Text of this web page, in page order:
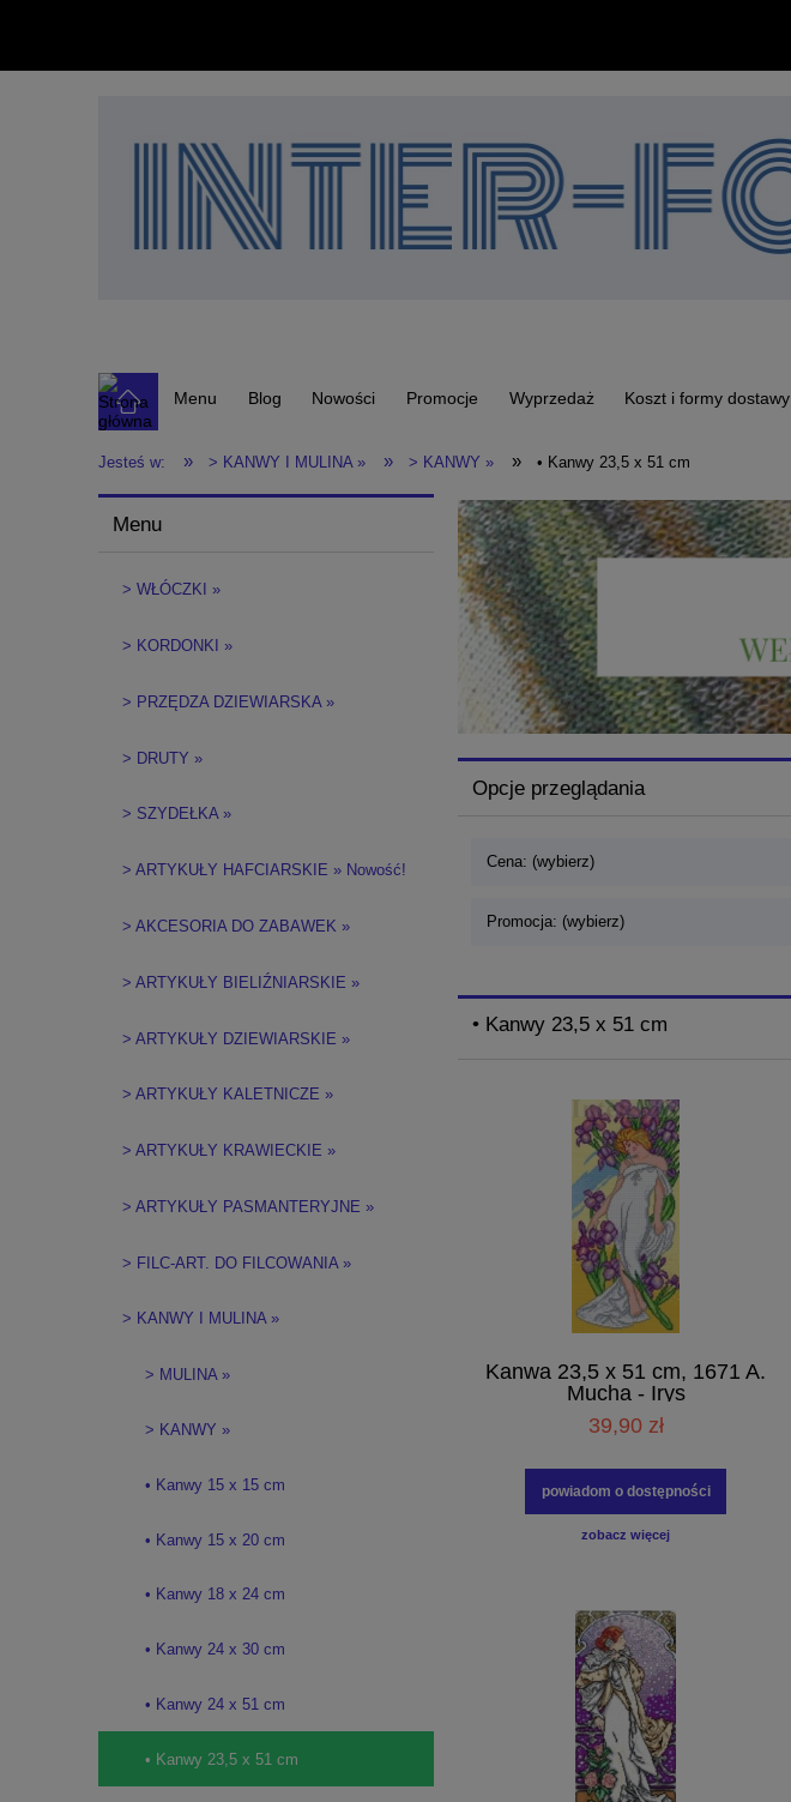
Menu Blog Nowości Promocje Wyprzedaż Koszt i formy dostawy
Jesteś w: » > KANWY I MULINA » » > KANWY » » • Kanwy 23,5 x 51 cm
Menu
> WŁÓCZKI »
> KORDONKI »
> PRZĘDZA DZIEWIARSKA »
> DRUTY »
> SZYDEŁKA »
> ARTYKUŁY HAFCIARSKIE » Nowość!
> AKCESORIA DO ZABAWEK »
> ARTYKUŁY BIELIŹNIARSKIE »
> ARTYKUŁY DZIEWIARSKIE »
> ARTYKUŁY KALETNICZE »
> ARTYKUŁY KRAWIECKIE »
> ARTYKUŁY PASMANTERYJNE »
> FILC-ART. DO FILCOWANIA »
> KANWY I MULINA »
> MULINA »
> KANWY »
• Kanwy 15 x 15 cm
• Kanwy 15 x 20 cm
• Kanwy 18 x 24 cm
• Kanwy 24 x 30 cm
• Kanwy 24 x 51 cm
• Kanwy 23,5 x 51 cm
Opcje przeglądania
Cena: (wybierz)
Promocja: (wybierz)
• Kanwy 23,5 x 51 cm
Kanwa 23,5 x 51 cm, 1671 A.
Mucha - Irys
39,90 zł
powiadom o dostępności
zobacz więcej